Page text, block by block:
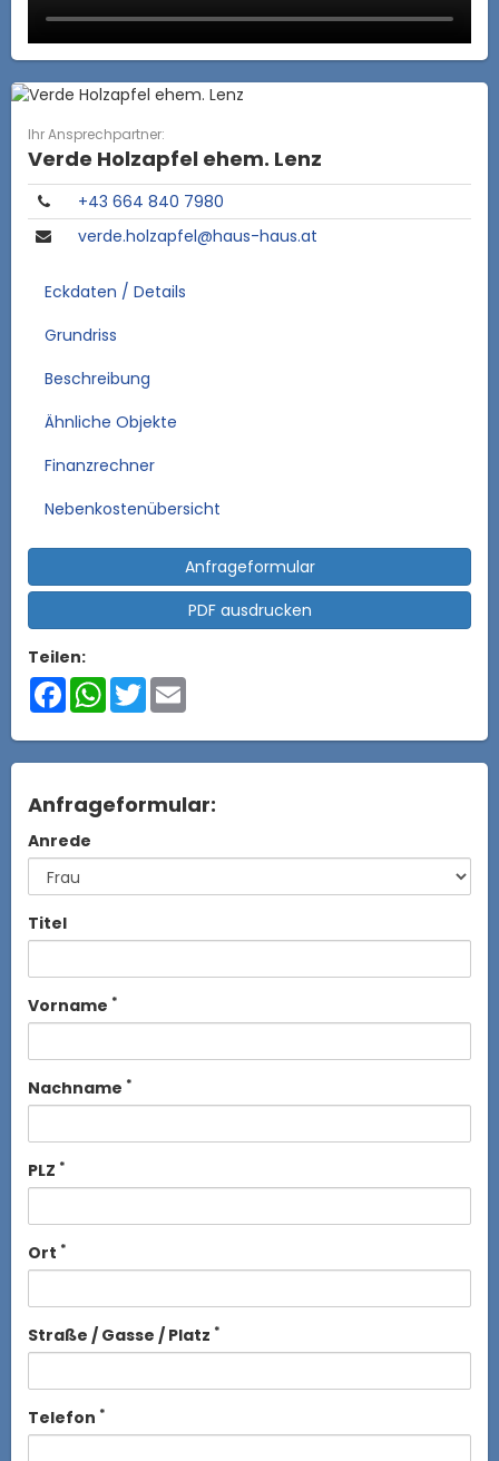
Ihr Ansprechpartner:
Verde Holzapfel ehem. Lenz
+43 664 840 7980
verde.holzapfel@haus-haus.at
Eckdaten / Details
Grundriss
Beschreibung
Ähnliche Objekte
Finanzrechner
Nebenkostenübersicht
Anfrageformular
PDF ausdrucken
Teilen:
FacebookWhatsApp
Twitter
Anfrageformular:
Anrede
Titel
Vorname *
Nachname *
PLZ *
Ort *
Straße / Gasse / Platz *
Telefon *